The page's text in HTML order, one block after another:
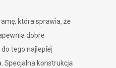
która sprawia, że
dobre
tego najlepiej
Specjalna konstrukcja